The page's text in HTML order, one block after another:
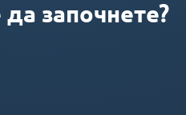
започнете?